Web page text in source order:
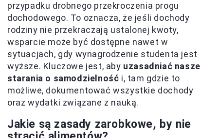
przypadku drobnego przekroczenia progu
dochodowego. To oznacza, że jeśli dochody
rodziny nie przekraczają ustalonej kwoty,
wsparcie może być dostępne nawet w
sytuacjach, gdy wynagrodzenie studenta jest
wyższe. Kluczowe jest, aby uzasadniać nasze
starania o samodzielność i, tam gdzie to
możliwe, dokumentować wszystkie dochody
oraz wydatki związane z nauką.
Jakie są zasady zarobkowe, by nie